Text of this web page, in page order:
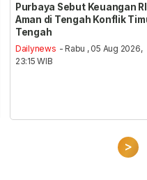
Purbaya Sebut Keuangan RI
Aman di Tengah Konflik
Tengah
Dailynews - Rabu , 05 Aug 2026,
23:15 WIB
>